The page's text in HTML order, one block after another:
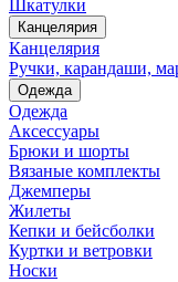
Шкатулки
Канцелярия
Канцелярия
Ручки, карандаши,
Одежда
Одежда
Аксессуары
Брюки и шорты
Вязаные комплекты
Джемперы
Жилеты
Кепки и бейсболки
Куртки и ветровки
Носки